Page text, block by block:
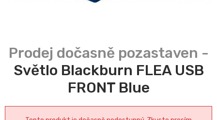
Světlo Blackburn FLEA USB
FRONT Blue